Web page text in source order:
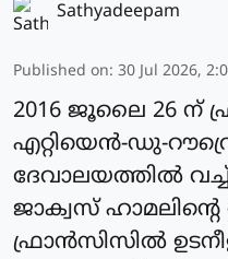
Sathyadeepam
Published on: 30 Jul 2026,
2016 ജൂലൈ 26 ന്
എറ്റിയെന്‍-ഡു-
ദേവാലയത്തില്‍
ജാക്വസ്
ഫ്രാന്‍സിസിൽ